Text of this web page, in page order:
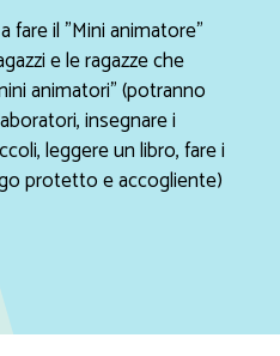
fare il "Mini animatore"
e le ragazze che
animatori" (potranno
insegnare i
leggere un libro, fare i
protetto e accogliente)